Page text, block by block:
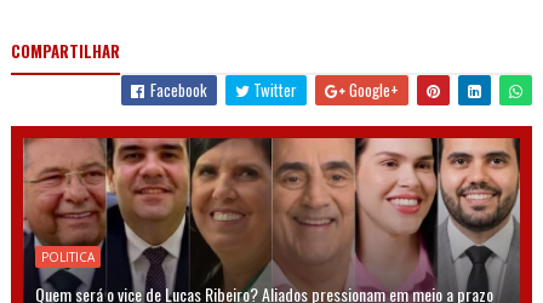
COMPARTILHAR
Facebook
Twitter Google+
POLITICA
Quem será o vice de Lucas Ribeiro? Aliados pressionam em meio a prazo